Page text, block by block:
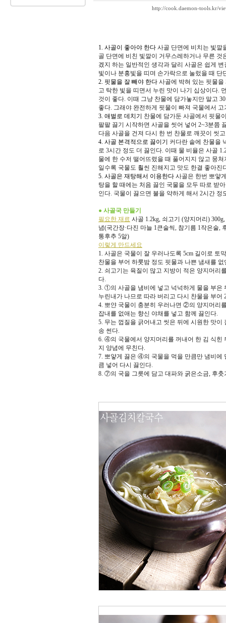
http://cook.daemon-tools.kr/
1. 사골이 좋아야 한다 사골 단면에 비치는 빛깔
골 단면에 비친 빛깔이 거무스레하거나 무른
겠지 하는 일반적인 생각과 달리 사골은 쉽게
빛이나 분홍빛을 띠며 손가락으로 눌렀을 때 단
2. 핏물을 잘 빼야 한다 사골에 박혀 있는 핏물
고 탁한 빛을 띠면서 누린 맛이 나기 십상이다.
것이 좋다. 이때 그냥 찬물에 담가놓지만 말고
좋다. 그래야 완전하게 핏물이 빠져 국물에서
3. 애벌로 데치기
찬물에 담가둔 사골에서 핏물
팔팔 끓기 시작하면 사골을 씻어 넣어 2~3분쯤
다음 사골을 건져 다시 한 번 찬물로 깨끗이 씻
4. 사골 본격적으로 끓이기
커다란 솥에 찬물을
로 3시간 정도 더 끓인다. 이때 물 비율은 사골
물에 한 수저 떨어뜨렸을 때 풀어지지 않고 뭉
일수록 국물도 훨씬 진해지고 맛도 한결 좋아진
5. 사골은 재탕해서 이용한다 사골은 한번 뽀얗
탕을 할 때에는 처음 끓인 국물을 모두 따로 받
인다. 국물이 끓으면 불을 약하게 해서 2시간 정
● 사골국 만들기
필요한 재료 사골 1.2kg, 쇠고기 (양지머리)
념(국간장·다진 마늘 1큰술씩, 참기름 1작은술,
통후추 5알)
이렇게 만드세요
1. 사골은 국물이 잘 우러나도록 5cm 길이로 토
찬물을 부어 하룻밤 정도 핏물과 나쁜 냄새를 없
2. 쇠고기는 육질이 많고 지방이 적은 양지머리
다.
3. ①의 사골을 냄비에 넣고 넉넉하게 물을 부은
누린내가 나므로 따라 버리고 다시 찬물을 부어
4. 뽀얀 국물이 충분히 우러나면 ②의 양지머리
잡내를 없애는 향신 야채를 넣고 함께 끓인다.
5. 무는 껍질을 긁어내고 씻은 뒤에 시원한 맛
송 썬다.
6. ④의 국물에서 양지머리를 꺼내어 한 김 식힌
지 양념에 무친다.
7. 뽀얗게 끓은 ④의 국물을 먹을 만큼만 냄비
큼 넣어 다시 끓인다.
8. ⑦의 국을 그릇에 담고 대파와 굵은소금, 후춧